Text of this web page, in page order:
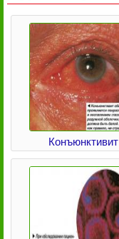
Конъюнктивит